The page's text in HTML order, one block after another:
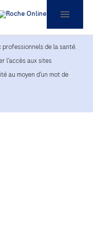
de la santé.
l’accès aux sites
au moyen d’un mot de